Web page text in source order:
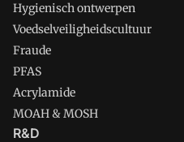
Hygienisch ontwerpen
Voedselveiligheidscultuur
Fraude
PFAS
Acrylamide
MOAH & MOSH
R&D